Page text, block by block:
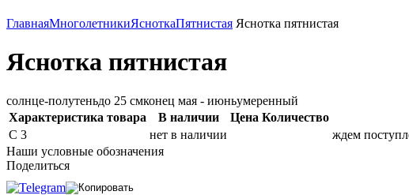
ГлавнаяМноголетникиЯсноткаПятнистая Яснотка пятнистая
Яснотка пятнистая
солнце-полутеньдо 25 смконец мая - июньумеренный
Характеристика товара
В наличии Цена Количество
С 3
нет в наличии
ждем
Наши условные обозначения
Поделиться